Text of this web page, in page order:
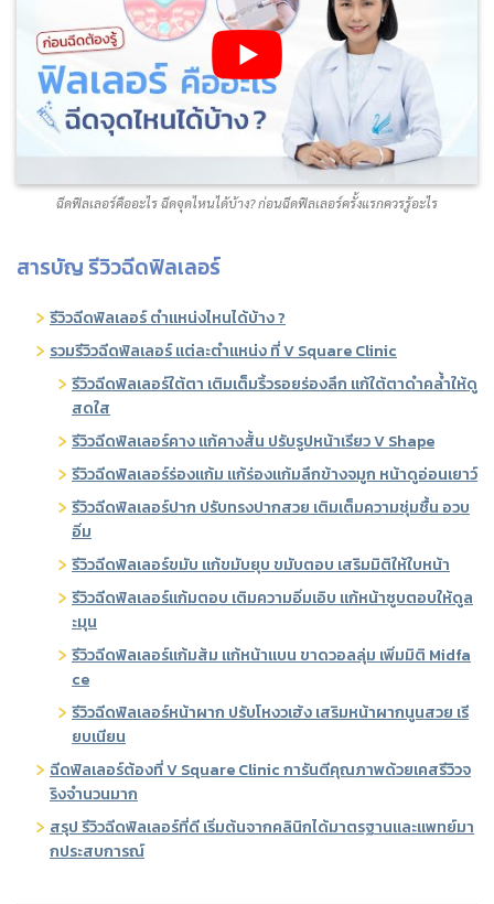
ฉีดฟิลเลอร์คืออะไร ฉีดจุดไหนได้บ้าง? ก่อนฉีดฟิลเลอร์ครั้งแรกควรรู้อะไร
สารบัญ รีวิวฉีดฟิลเลอร์
รีวิวฉีดฟิลเลอร์ ตำแหน่งไหนได้บ้าง ?
รวมรีวิวฉีดฟิลเลอร์ แต่ละตำแหน่ง ที่ V Square Clinic
รีวิวฉีดฟิลเลอร์ใต้ตา เติมเต็มริ้วรอยร่องลึก แก้ใต้ตาดำคล้ำให้ดู
สดใส
รีวิวฉีดฟิลเลอร์คาง แก้คางสั้น ปรับรูปหน้าเรียว V Shape
รีวิวฉีดฟิลเลอร์ร่องแก้ม แก้ร่องแก้มลึกข้างจมูก หน้าดูอ่อนเยาว์
รีวิวฉีดฟิลเลอร์ปาก ปรับทรงปากสวย เติมเต็มความชุ่มชื้น อวบ
อิ่ม
รีวิวฉีดฟิลเลอร์ขมับ แก้ขมับยุบ ขมับตอบ เสริมมิติให้ใบหน้า
รีวิวฉีดฟิลเลอร์แก้มตอบ เติมความอิ่มเอิบ แก้หน้าซูบตอบให้ดูล
ะมุน
รีวิวฉีดฟิลเลอร์แก้มส้ม แก้หน้าแบน ขาดวอลลุ่ม เพิ่มมิติ Midfa
ce
รีวิวฉีดฟิลเลอร์หน้าผาก ปรับโหงวเฮ้ง เสริมหน้าผากนูนสวย เรี
ยบเนียน
ฉีดฟิลเลอร์ต้องที่ V Square Clinic การันตีคุณภาพด้วยเคสรีวิวจ
ริงจำนวนมาก
สรุป รีวิวฉีดฟิลเลอร์ที่ดี เริ่มต้นจากคลินิกได้มาตรฐานและแพทย์มา
กประสบการณ์